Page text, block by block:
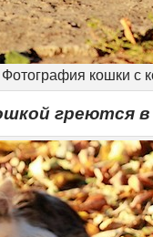
Фотография кошки с
греются в